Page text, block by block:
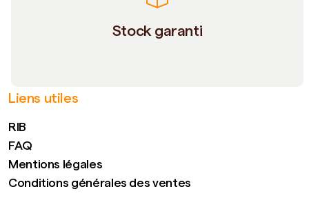
Stock garanti
Liens utiles
RIB
FAQ
Mentions légales
Conditions générales des ventes